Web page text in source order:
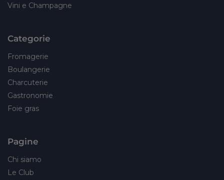
Vini e Champagne
Categorie
Fromagerie
Boulangerie
Charcuterie
Gastronomie
Foie gras
Pagine
Chi siamo
Le Club